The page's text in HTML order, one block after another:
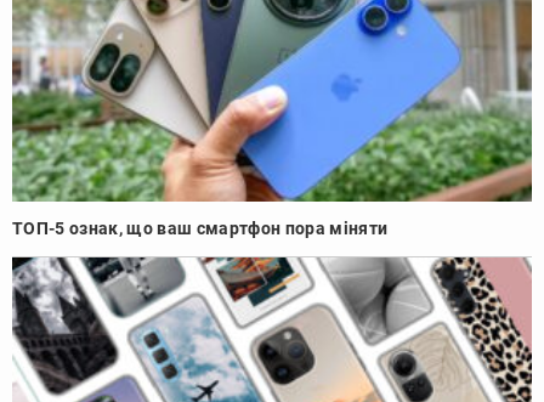
ТОП-5 ознак, що ваш смартфон пора міняти